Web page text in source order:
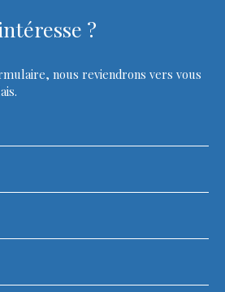
?
nous reviendrons vers vous